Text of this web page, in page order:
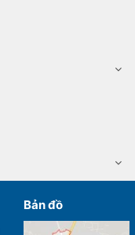
Bản đồ